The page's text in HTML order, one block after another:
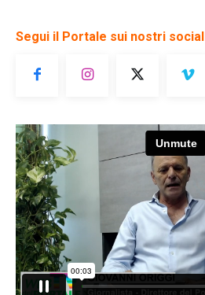
Segui il Portale sui nostri social